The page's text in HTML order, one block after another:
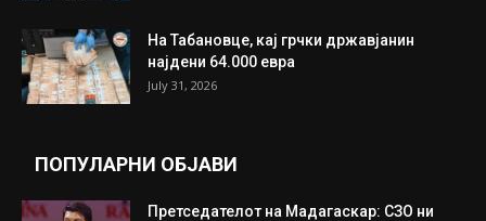
На Табановце, кај грчки државјанин
најдени 64.000 евра
July 31, 2026
ПОПУЛАРНИ ОБЈАВИ
Претседателот на Мадагаскар: СЗО ни